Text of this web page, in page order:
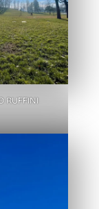
RUFFINI